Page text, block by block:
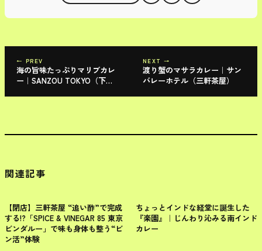
← PREV
海の旨味たっぷりマリブカレ
ー｜SANZOU TOKYO（下北
NEXT →
渡り蟹のマサラカレー｜サン
バレーホテル（三軒茶屋）
関連記事
世田谷区
【閉店】三軒茶屋 “追い酢”で完成
する!?「SPICE & VINEGAR 85 東京
ビンダルー」で味も身体も整う“ビ
ン活”体験
世田谷区
ちょっとインドな経堂に誕生した
『楽園』｜じんわり沁みる南インド
カレー